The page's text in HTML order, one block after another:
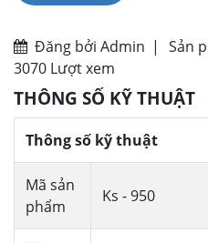
Đăng bởi Admin | Sản
3070 Lượt xem
THÔNG SỐ KỸ THUẬT
Thông số kỹ thuật
Mã sản
phẩm
Ks - 950